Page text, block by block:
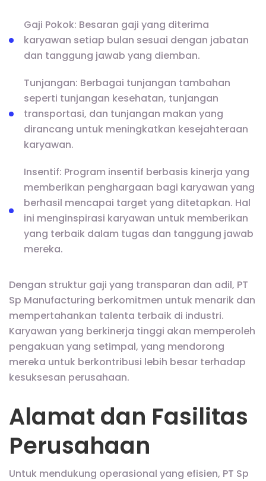
Gaji Pokok: Besaran gaji yang diterima
karyawan setiap bulan sesuai dengan jabatan
dan tanggung jawab yang diemban.
Tunjangan: Berbagai tunjangan tambahan
seperti tunjangan kesehatan, tunjangan
transportasi, dan tunjangan makan yang
dirancang untuk meningkatkan kesejahteraan
karyawan.
Insentif: Program insentif berbasis kinerja yang
memberikan penghargaan bagi karyawan yang
berhasil mencapai target yang ditetapkan. Hal
ini menginspirasi karyawan untuk memberikan
yang terbaik dalam tugas dan tanggung jawab
mereka.
Dengan struktur gaji yang transparan dan adil, PT
Sp Manufacturing berkomitmen untuk menarik dan
mempertahankan talenta terbaik di industri.
Karyawan yang berkinerja tinggi akan memperoleh
pengakuan yang setimpal, yang mendorong
mereka untuk berkontribusi lebih besar terhadap
kesuksesan perusahaan.
Alamat dan Fasilitas
Perusahaan
Untuk mendukung operasional yang efisien, PT Sp